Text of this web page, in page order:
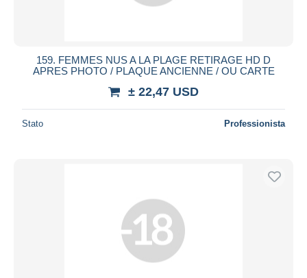
159. FEMMES NUS A LA PLAGE RETIRAGE HD D
APRES PHOTO / PLAQUE ANCIENNE / OU CARTE
± 22,47 USD
Stato Professionista